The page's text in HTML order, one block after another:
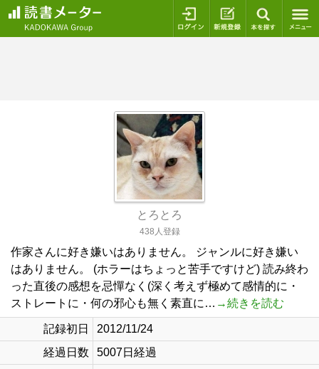
ログイン 新規登録
とろとろ
438人登録
作家さんに好き嫌いはありません。 ジャンルに好き嫌い
はありません。 (ホラーはちょっと苦手ですけど) 読み終わ
った直後の感想を忌憚なく(深く考えず極めて感情的に・
ストレートに・何の邪心も無く素直に… →続きを読む
記録初日
2012/11/24
経過日数
5007日経過